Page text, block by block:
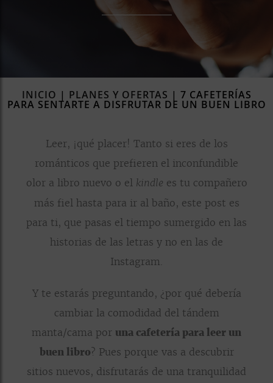
INICIO | PLANES Y OFERTAS | 7 CAFETERÍAS
PARA SENTARTE A DISFRUTAR DE UN BUEN LIBRO
Leer, ¡qué placer! Tanto si eres de los
románticos que prefieren el inconfundible
olor a libro nuevo o el kindle es tu compañero
más fiel hasta para ir al baño, este post es
para ti, que pasas el tiempo sumergido en las
historias de las letras y no en las de
Instagram.
Y te estarás preguntando, ¿por qué debería
cambiar la comodidad del tándem
manta/cama por una cafetería para leer un
buen libro? Pues porque vas a descubrir
sitios nuevos, disfrutarás de una tranquilidad